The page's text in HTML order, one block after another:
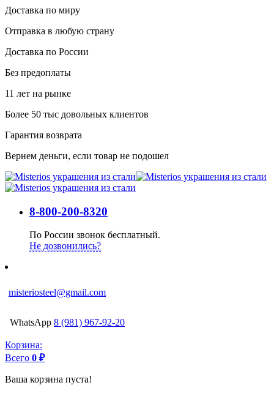
Доставка по миру
Отправка в любую страну
Доставка по России
Без предоплаты
11 лет на рынке
Более 50 тыс довольных клиентов
Гарантия возврата
Вернем деньги, если товар не подошел
8-800-200-8320
По России звонок бесплатный.
Не дозвонились?
misteriosteel@gmail.com
WhatsApp 8 (981) 967-92-20
Корзина:
Всего 0 ₽
Ваша корзина пуста!